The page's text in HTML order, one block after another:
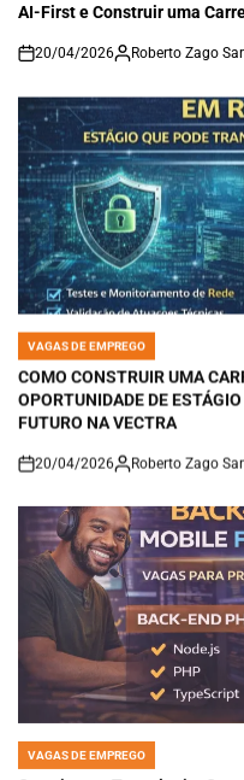
AI-First e Construir uma
on
20/04/2026 Roberto Zago
POSTED
IN
VAGAS DE EMPREGO
COMO CONSTRUIR UMA
OPORTUNIDADE DE
FUTURO NA VECTRA
on
20/04/2026 Roberto Zago
POSTED
Carreira em Tecnologia: